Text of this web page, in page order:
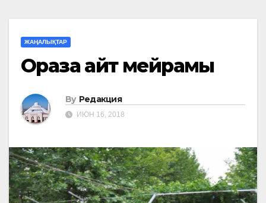
ЖАҢАЛЫҚТАР
Ораза айт мейрамы
By Редакция
ИЮН 16, 2018